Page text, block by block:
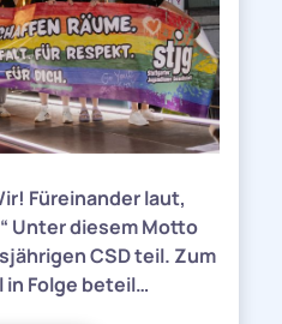
Füreinander laut,
Unter diesem Motto
CSD teil. Zum
Folge beteil…